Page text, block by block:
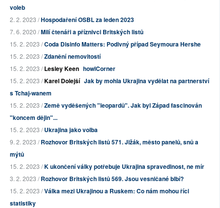
voleb
2. 2. 2023 /Hospodaření OSBL za leden 2023
7. 6. 2020 /Milí čtenáři a příznivci Britských listů
15. 2. 2023 /Coda Disinfo Matters: Podivný případ Seymoura Hershe
15. 2. 2023 /Zdanění nemovitostí
15. 2. 2023 /Lesley Keen howlCorner
15. 2. 2023 /Karel Dolejší Jak by mohla Ukrajina vydělat na partnerství
s Tchaj-wanem
15. 2. 2023 /Země vyděšených "leopardů". Jak byl Západ fascinován
"koncem dějin"...
15. 2. 2023 /Ukrajina jako volba
9. 2. 2023 /Rozhovor Britských listů 571. Jižák, město panelů, snů a
mýtů
15. 2. 2023 /K ukončení války potřebuje Ukrajina spravedlnost, ne mír
3. 2. 2023 /Rozhovor Britských listů 569. Jsou vesničané blbí?
15. 2. 2023 /Válka mezi Ukrajinou a Ruskem: Co nám mohou říci
statistiky